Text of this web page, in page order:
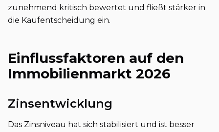
zunehmend kritisch bewertet und fließt stärker in
die Kaufentscheidung ein.
Einflussfaktoren auf den
Immobilienmarkt 2026
Zinsentwicklung
Das Zinsniveau hat sich stabilisiert und ist besser